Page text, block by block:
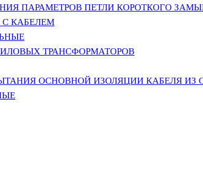
ПАРАМЕТРОВ ПЕТЛИ КОРОТКОГО
С КАБЕЛЕМ
ТРАНСФОРМАТОРОВ
ОСНОВНОЙ ИЗОЛЯЦИИ КАБЕЛЯ ИЗ